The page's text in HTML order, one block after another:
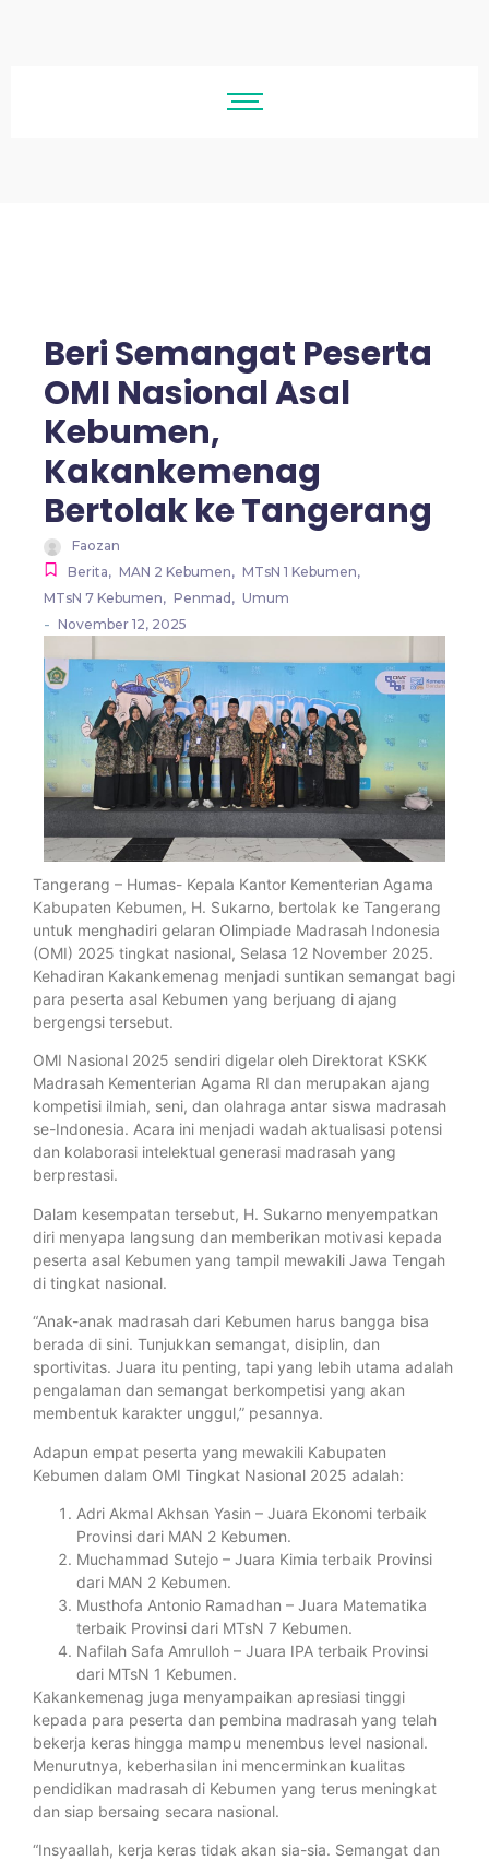
Beri Semangat Peserta
OMI Nasional Asal
Kebumen,
Kakankemenag
Bertolak ke Tangerang
Faozan
Berita, MAN 2 Kebumen, MTsN 1 Kebumen,
MTsN 7 Kebumen, Penmad , Umum
- November 12, 2025
Tangerang – Humas- Kepala Kantor Kementerian Agama
Kabupaten Kebumen, H. Sukarno, bertolak ke Tangerang
untuk menghadiri gelaran Olimpiade Madrasah Indonesia
(OMI) 2025 tingkat nasional, Selasa 12 November 2025.
Kehadiran Kakankemenag menjadi suntikan semangat bagi
para peserta asal Kebumen yang berjuang di ajang
bergengsi tersebut.
OMI Nasional 2025 sendiri digelar oleh Direktorat KSKK
Madrasah Kementerian Agama RI dan merupakan ajang
kompetisi ilmiah, seni, dan olahraga antar siswa madrasah
se-Indonesia. Acara ini menjadi wadah aktualisasi potensi
dan kolaborasi intelektual generasi madrasah yang
berprestasi.
Dalam kesempatan tersebut, H. Sukarno menyempatkan
diri menyapa langsung dan memberikan motivasi kepada
peserta asal Kebumen yang tampil mewakili Jawa Tengah
di tingkat nasional.
“Anak-anak madrasah dari Kebumen harus bangga bisa
berada di sini. Tunjukkan semangat, disiplin, dan
sportivitas. Juara itu penting, tapi yang lebih utama adalah
pengalaman dan semangat berkompetisi yang akan
membentuk karakter unggul,” pesannya.
Adapun empat peserta yang mewakili Kabupaten
Kebumen dalam OMI Tingkat Nasional 2025 adalah:
Adri Akmal Akhsan Yasin – Juara Ekonomi terbaik
Provinsi dari MAN 2 Kebumen.
Muchammad Sutejo – Juara Kimia terbaik Provinsi
dari MAN 2 Kebumen.
Musthofa Antonio Ramadhan – Juara Matematika
terbaik Provinsi dari MTsN 7 Kebumen.
Nafilah Safa Amrulloh – Juara IPA terbaik Provinsi
dari MTsN 1 Kebumen.
Kakankemenag juga menyampaikan apresiasi tinggi
kepada para peserta dan pembina madrasah yang telah
bekerja keras hingga mampu menembus level nasional.
Menurutnya, keberhasilan ini mencerminkan kualitas
pendidikan madrasah di Kebumen yang terus meningkat
dan siap bersaing secara nasional.
“Insyaallah, kerja keras tidak akan sia-sia. Semangat dan